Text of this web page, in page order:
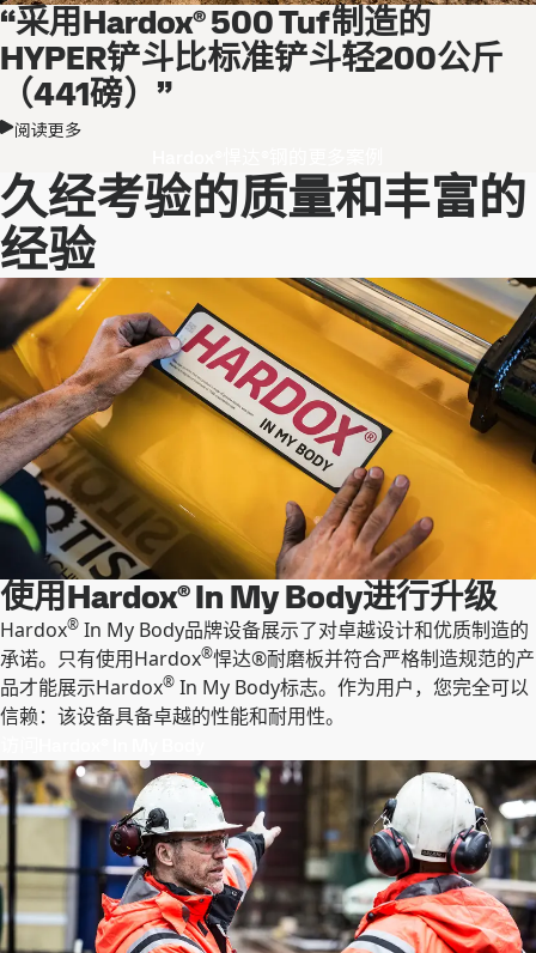
“采用Hardox® 500 Tuf制造的
HYPER铲斗比标准铲斗轻200公斤
（441磅）”
阅读更多
久经考验的质量和丰富的
经验
使用Hardox® In My Body进行升级
Hardox® In My Body品牌设备展示了对卓越设计和优质制造的
承诺。只有使用Hardox®悍达®耐磨板并符合严格制造规范的产
品才能展示Hardox® In My Body标志。作为用户，您完全可以
信赖：该设备具备卓越的性能和耐用性。